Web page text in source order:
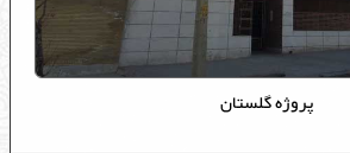
پروژه گلستان